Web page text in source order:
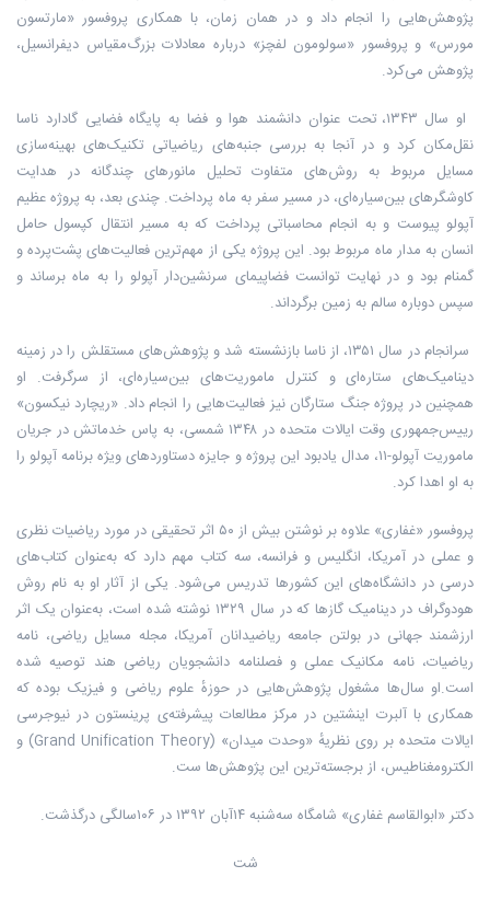
پژوهش‌هایی را انجام داد و در همان زمان، با همکاری پروفسور «مارتسون
مورس» و پروفسور «سولومون لفچز» درباره معادلات بزرگ‌مقیاس دیفرانسیل،
پژوهش می‌کرد.
او سال ۱۳۴۳، تحت عنوان دانشمند هوا و فضا به پایگاه فضایی گادارد ناسا
نقل‌مکان کرد و در آنجا به بررسی جنبه‌های ریاضیاتی تکنیک‌های بهینه‌سازی
مسایل مربوط به روش‌های متفاوت تحلیل مانورهای چندگانه در هدایت
کاوشگرهای بین‌سیاره‌ای، در مسیر سفر به ماه پرداخت. چندی بعد، به پروژه عظیم
آپولو پیوست و به انجام محاسباتی ‌پرداخت که به مسیر انتقال کپسول حامل
انسان به مدار ماه مربوط بود. این پروژه‌ یکی از مهم‌ترین فعالیت‌های پشت‌پرده و
گمنام بود و در نهایت توانست فضاپیمای سرنشین‌دار آپولو را به ماه برساند و
سپس دوباره سالم به زمین برگرداند.
سرانجام در سال ۱۳۵۱، از ناسا بازنشسته شد و پژوهش‌های مستقلش را در زمینه
دینامیک‌های ستاره‌ای و کنترل ماموریت‌های بین‌سیار‌ه‌ای، از سرگرفت. او
همچنین در پروژه جنگ ستارگان نیز فعالیت‌هایی را انجام داد. «ریچارد نیکسون»
رییس‌جمهوری وقت ایالات متحده در ۱۳۴۸ شمسی، به پاس خدماتش در جریان
ماموریت آپولو-۱۱، مدال یادبود این پروژه و جایزه دستاوردهای ویژه برنامه آپولو را
به او اهدا کرد.
پروفسور «غفاری» علاوه بر نوشتن بیش از ۵۰ اثر تحقیقی در مورد ریاضیات نظری
و عملی در آمریکا، انگلیس و فرانسه، سه کتاب مهم دارد که به‌عنوان کتاب‌های
درسی در دانشگاه‌های این کشورها تدریس می‌شود. یکی از آثار او به نام روش
هودوگراف در دینامیک گازها که در سال ۱۳۲۹ نوشته شده است، به‌عنوان یک اثر
ارزشمند جهانی در بولتن جامعه ریاضیدانان آمریکا، مجله مسایل ریاضی، نامه
ریاضیات، نامه مکانیک عملی و فصلنامه دانشجویان ریاضی هند توصیه شده
است.او سال‌ها مشغول پژوهش‌هایی در حوزهٔ علوم ریاضی و فیزیک بوده که
همکاری با آلبرت اینشتین در مرکز مطالعات پیشرفته‌ی پرینستون در نیوجرسی
ایالات متحده بر روی نظریهٔ «وحدت میدان» (Grand Unification Theory) و
الکترومغناطیس، از برجسته‌ترین این پژوهش‌ها ست.
دکتر «ابوالقاسم غفاری» شامگاه سه‌شنبه ۱۴آبان ۱۳۹۲ در ۱۰۶سالگی درگذشت.
شت